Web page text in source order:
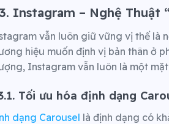
Instagram – Nghệ Thuật
vẫn luôn giữ vững vị thế là
hiệu muốn định vị bản thân ở
Instagram vẫn luôn là một
Tối ưu hóa định dạng
dạng Carousel là định dạng có